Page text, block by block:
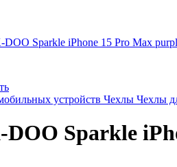
устройств Чехлы Чехлы
Sparkle